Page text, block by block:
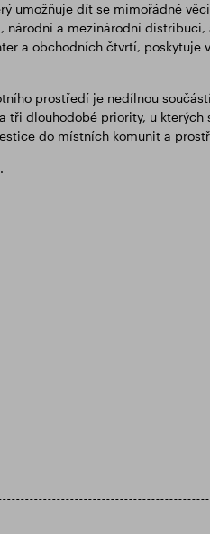
umožňuje dít se mimořádné
a mezinárodní
a obchodních čtvrtí, poskytuje
prostředí je nedílnou
tři dlouhodobé priority, u
do místních komunit a
.